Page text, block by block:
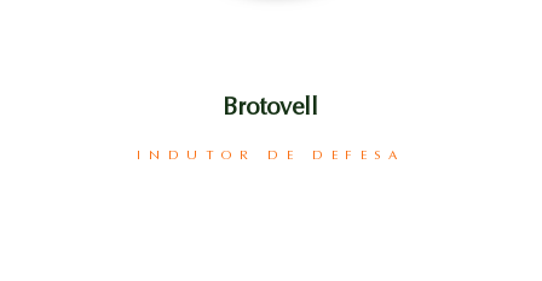
Brotovell
INDUTOR DE DEFESA